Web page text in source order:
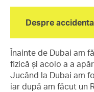
Despre
Înainte de Dubai am
fizică și acolo a a
Jucând la Dubai am
iar după am făcut un